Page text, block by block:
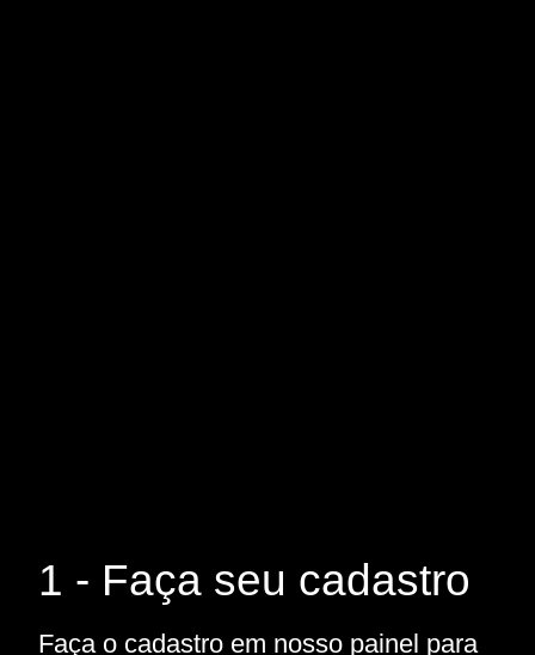
1 - Faça seu cadastro
Faça o cadastro em nosso painel para